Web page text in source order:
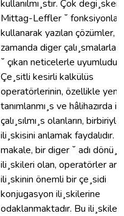
kullanılmı¸stır. Çok
Mittag-Leffler ˘
kullanarak yazılan çözümler,
zamanda diger çalı¸smalarla
˘ çıkan neticelerle uyumludur.
Çe¸sitli kesirli kalkülüs
operatörlerinin, özellikle yeni
tanımlanmı¸s ve hâlihazırda
çalı¸sılmı¸s olanların,
ili¸skisini anlamak faydalıdır.
makale, bir diger ˘ adı
ili¸skileri olan, operatörler
ili¸skinin önemli bir çe¸sidi
konjugasyon ili¸skilerine
odaklanmaktadır. Bu